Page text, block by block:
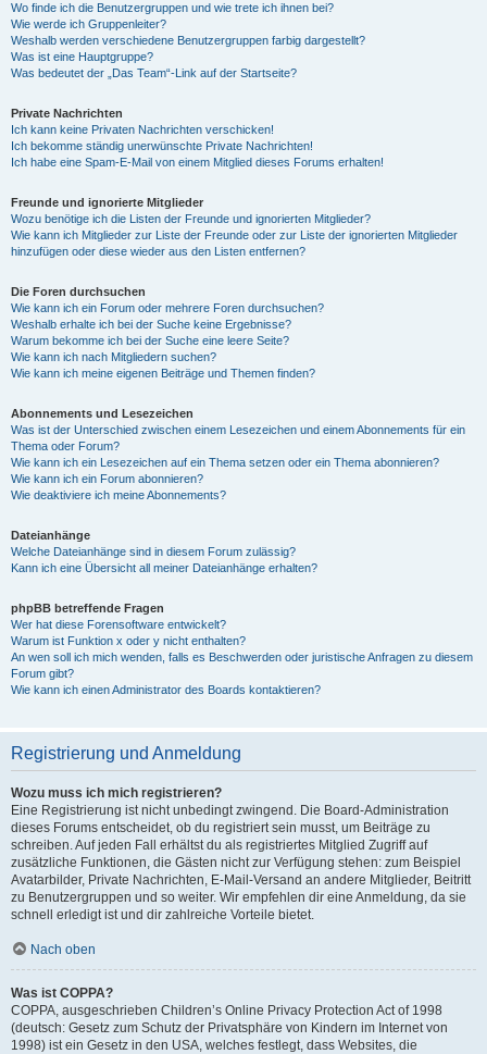
Wo finde ich die Benutzergruppen und wie trete ich ihnen bei?
Wie werde ich Gruppenleiter?
Weshalb werden verschiedene Benutzergruppen farbig dargestellt?
Was ist eine Hauptgruppe?
Was bedeutet der „Das Team“-Link auf der Startseite?
Private Nachrichten
Ich kann keine Privaten Nachrichten verschicken!
Ich bekomme ständig unerwünschte Private Nachrichten!
Ich habe eine Spam-E-Mail von einem Mitglied dieses Forums erhalten!
Freunde und ignorierte Mitglieder
Wozu benötige ich die Listen der Freunde und ignorierten Mitglieder?
Wie kann ich Mitglieder zur Liste der Freunde oder zur Liste der ignorierten Mitglieder
hinzufügen oder diese wieder aus den Listen entfernen?
Die Foren durchsuchen
Wie kann ich ein Forum oder mehrere Foren durchsuchen?
Weshalb erhalte ich bei der Suche keine Ergebnisse?
Warum bekomme ich bei der Suche eine leere Seite?
Wie kann ich nach Mitgliedern suchen?
Wie kann ich meine eigenen Beiträge und Themen finden?
Abonnements und Lesezeichen
Was ist der Unterschied zwischen einem Lesezeichen und einem Abonnements für ein
Thema oder Forum?
Wie kann ich ein Lesezeichen auf ein Thema setzen oder ein Thema abonnieren?
Wie kann ich ein Forum abonnieren?
Wie deaktiviere ich meine Abonnements?
Dateianhänge
Welche Dateianhänge sind in diesem Forum zulässig?
Kann ich eine Übersicht all meiner Dateianhänge erhalten?
phpBB betreffende Fragen
Wer hat diese Forensoftware entwickelt?
Warum ist Funktion x oder y nicht enthalten?
An wen soll ich mich wenden, falls es Beschwerden oder juristische Anfragen zu diesem
Forum gibt?
Wie kann ich einen Administrator des Boards kontaktieren?
Registrierung und Anmeldung
Wozu muss ich mich registrieren?
Eine Registrierung ist nicht unbedingt zwingend. Die Board-Administration
dieses Forums entscheidet, ob du registriert sein musst, um Beiträge zu
schreiben. Auf jeden Fall erhältst du als registriertes Mitglied Zugriff auf
zusätzliche Funktionen, die Gästen nicht zur Verfügung stehen: zum Beispiel
Avatarbilder, Private Nachrichten, E-Mail-Versand an andere Mitglieder, Beitritt
zu Benutzergruppen und so weiter. Wir empfehlen dir eine Anmeldung, da sie
schnell erledigt ist und dir zahlreiche Vorteile bietet.
Nach oben
Was ist COPPA?
COPPA, ausgeschrieben Children’s Online Privacy Protection Act of 1998
(deutsch: Gesetz zum Schutz der Privatsphäre von Kindern im Internet von
1998) ist ein Gesetz in den USA, welches festlegt, dass Websites, die